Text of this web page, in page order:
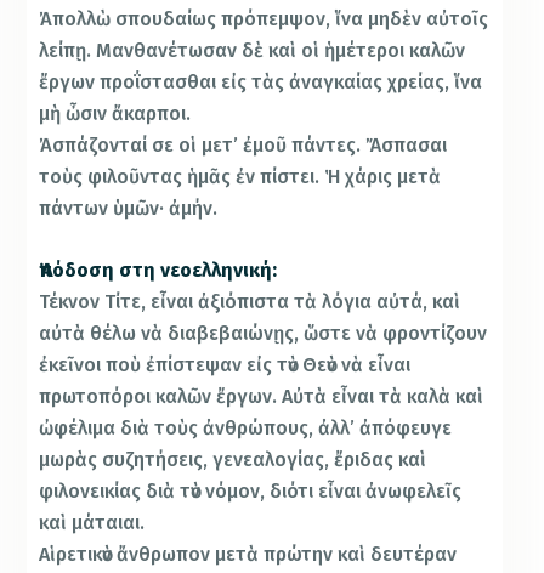
Ἀπολλὼ σπουδαίως πρόπεμψον, ἵνα μηδὲν αὐτοῖς
λείπῃ. Μανθανέτωσαν δὲ καὶ οἱ ἡμέτεροι καλῶν
ἔργων προΐστασθαι εἰς τὰς ἀναγκαίας χρείας, ἵνα
μὴ ὦσιν ἄκαρποι.
Ἀσπάζονταί σε οἱ μετ’ ἐμοῦ πάντες. Ἄσπασαι
τοὺς φιλοῦντας ἡμᾶς ἐν πίστει. Ἡ χάρις μετὰ
πάντων ὑμῶν· ἀμήν.
Ἀπόδοση στη νεοελληνική:
Τέκνον Τίτε, εἶναι ἀξιόπιστα τὰ λόγια αὐτά, καὶ
αὐτὰ θέλω νὰ διαβεβαιώνῃς, ὥστε νὰ φροντίζουν
ἐκεῖνοι ποὺ ἐπίστεψαν εἰς τὸν Θεὸν νὰ εἶναι
πρωτοπόροι καλῶν ἔργων. Αὐτὰ εἶναι τὰ καλὰ καὶ
ὠφέλιμα διὰ τοὺς ἀνθρώπους, ἀλλ’ ἀπόφευγε
μωρὰς συζητήσεις, γενεαλογίας, ἔριδας καὶ
φιλονεικίας διὰ τὸν νόμον, διότι εἶναι ἀνωφελεῖς
καὶ μάταιαι.
Αἱρετικὸν ἄνθρωπον μετὰ πρώτην καὶ δευτέραν